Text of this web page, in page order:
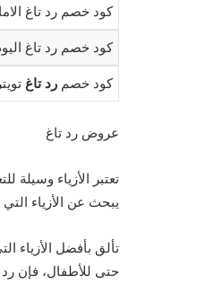
كود خصم رد تاغ
كود خصم رد تاغ
كود خصم رد تاغ تويتر
عروض رد تاغ
تعتبر الأزياء وسيلة
يبحث عن الأزياء
تألق بأفضل الأزياء
حتى للأطفال، فإن